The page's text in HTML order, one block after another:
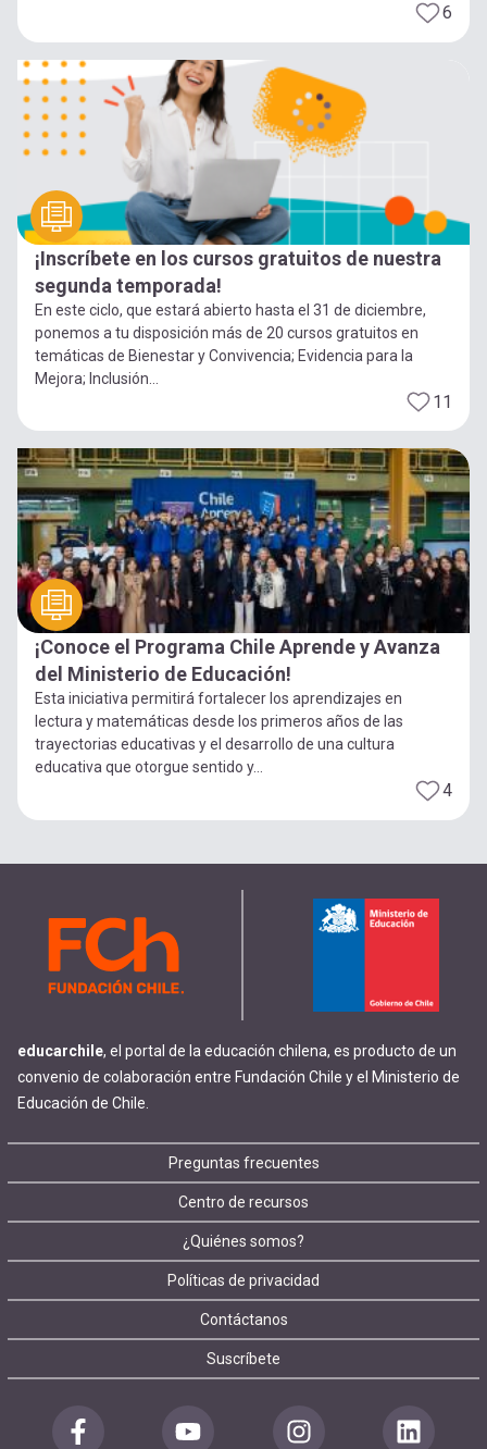
6
¡Inscríbete en los cursos gratuitos de nuestra
segunda temporada!
En este ciclo, que estará abierto hasta el 31 de diciembre,
ponemos a tu disposición más de 20 cursos gratuitos en
temáticas de Bienestar y Convivencia; Evidencia para la
Mejora; Inclusión...
11
¡Conoce el Programa Chile Aprende y Avanza
del Ministerio de Educación!
Esta iniciativa permitirá fortalecer los aprendizajes en
lectura y matemáticas desde los primeros años de las
trayectorias educativas y el desarrollo de una cultura
educativa que otorgue sentido y...
4
educarchile, el portal de la educación chilena, es producto de un
convenio de colaboración entre Fundación Chile y el Ministerio de
Educación de Chile.
Footer
menu
Preguntas frecuentes
Centro de recursos
¿Quiénes somos?
Políticas de privacidad
Contáctanos
Suscríbete